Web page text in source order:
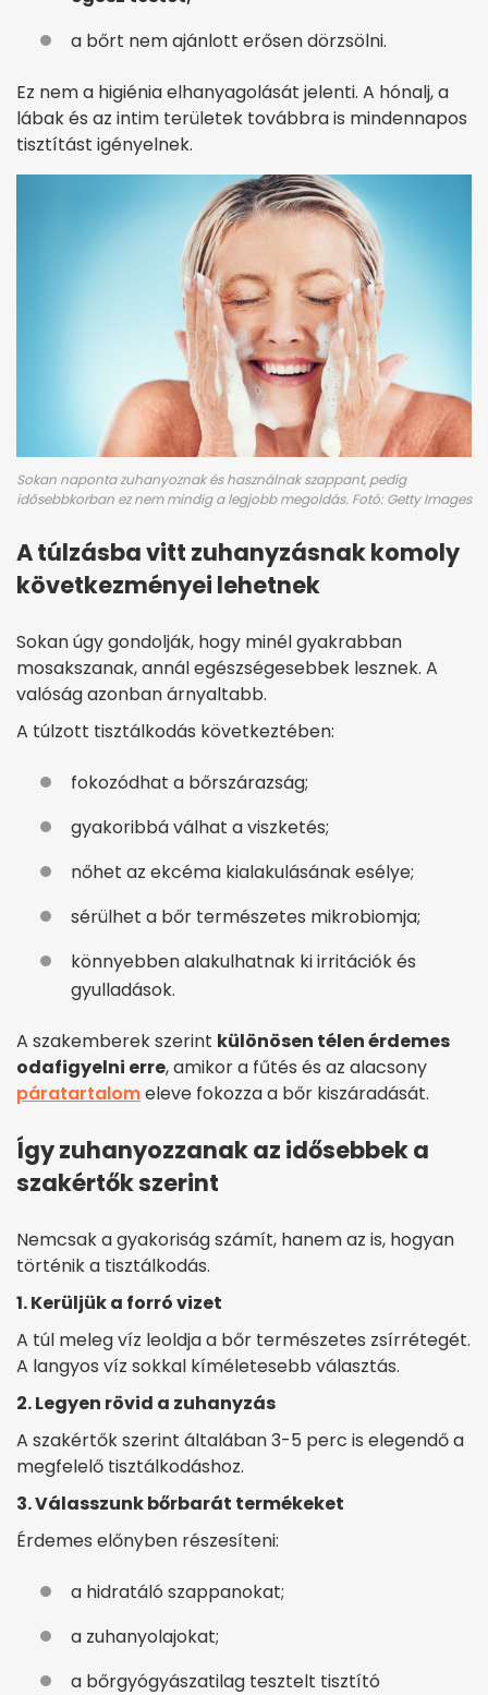
a bőrt nem ajánlott erősen dörzsölni.
Ez nem a higiénia elhanyagolását jelenti. A hónalj, a
lábak és az intim területek továbbra is mindennapos
tisztítást igényelnek.
Sokan naponta zuhanyoznak és használnak szappant, pedig
idősebbkorban ez nem mindig a legjobb megoldás. Fotó: Getty Images
A túlzásba vitt zuhanyzásnak komoly
következményei lehetnek
Sokan úgy gondolják, hogy minél gyakrabban
mosakszanak, annál egészségesebbek lesznek. A
valóság azonban árnyaltabb.
A túlzott tisztálkodás következtében:
fokozódhat a bőrszárazság;
gyakoribbá válhat a viszketés;
nőhet az ekcéma kialakulásának esélye;
sérülhet a bőr természetes mikrobiomja;
könnyebben alakulhatnak ki irritációk és
gyulladások.
A szakemberek szerint különösen télen érdemes
odafigyelni erre, amikor a fűtés és az alacsony
páratartalomeleve fokozza a bőr kiszáradását.
Így zuhanyozzanak az idősebbek a
szakértők szerint
Nemcsak a gyakoriság számít, hanem az is, hogyan
történik a tisztálkodás.
1. Kerüljük a forró vizet
A túl meleg víz leoldja a bőr természetes zsírrétegét.
A langyos víz sokkal kíméletesebb választás.
2. Legyen rövid a zuhanyzás
A szakértők szerint általában 3-5 perc is elegendő a
megfelelő tisztálkodáshoz.
3. Válasszunk bőrbarát termékeket
Érdemes előnyben részesíteni:
a hidratáló szappanokat;
a zuhanyolajokat;
a bőrgyógyászatilag tesztelt tisztító